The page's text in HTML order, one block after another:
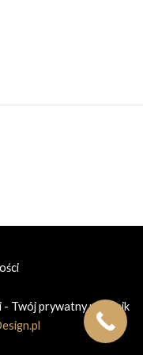
- Twój prywatny prawnik